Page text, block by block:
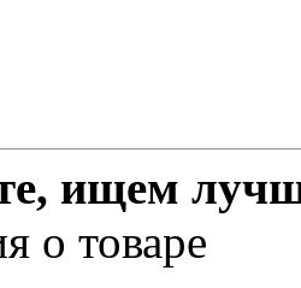
ищем
о товаре